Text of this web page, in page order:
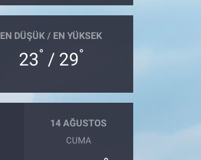
EN DÜŞÜK / EN YÜKSEK
23° / 29°
14 AĞUSTOS
CUMA